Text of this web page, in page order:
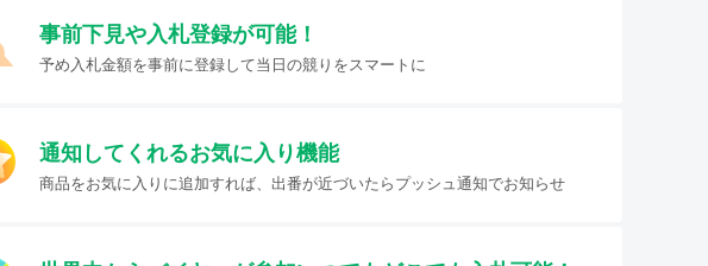
事前下見や入札登録が可能！
予め入札金額を事前に登録して当日の競りをスマートに
通知してくれるお気に入り機能
商品をお気に入りに追加すれば、出番が近づいたらプッシュ通知でお知らせ